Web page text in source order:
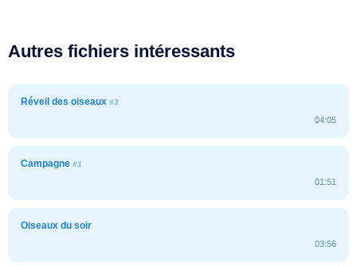
Autres fichiers intéressants
Réveil des oiseaux #3
04:05
Campagne #1
01:51
Oiseaux du soir
03:56